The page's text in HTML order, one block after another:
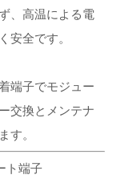
、高温による電
安全です。
端子でモジュー
交換とメンテナ
す。
ト端子